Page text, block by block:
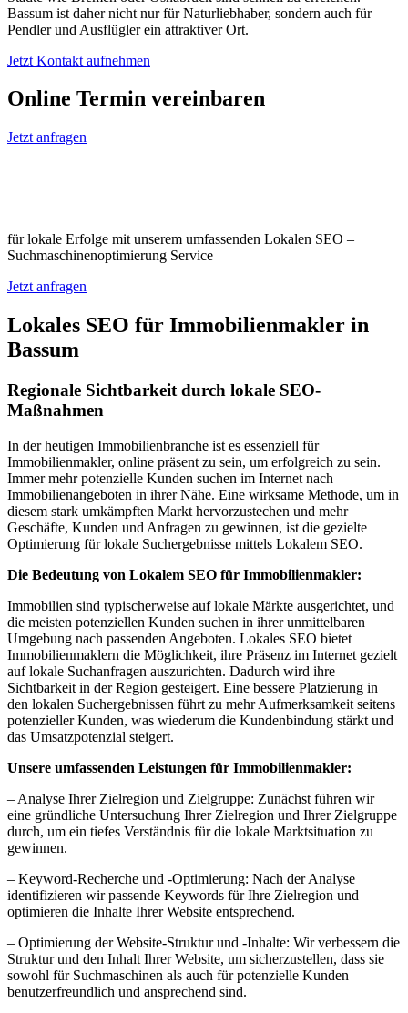
Bassum ist daher nicht nur für Naturliebhaber, sondern auch für
Pendler und Ausflügler ein attraktiver Ort.
Jetzt Kontakt aufnehmen
Online Termin vereinbaren
Jetzt anfragen
für lokale Erfolge mit unserem umfassenden Lokalen SEO –
Suchmaschinenoptimierung Service
Jetzt anfragen
Lokales SEO für Immobilienmakler in
Bassum
Regionale Sichtbarkeit durch lokale SEO-
Maßnahmen
In der heutigen Immobilienbranche ist es essenziell für
Immobilienmakler, online präsent zu sein, um erfolgreich zu sein.
Immer mehr potenzielle Kunden suchen im Internet nach
Immobilienangeboten in ihrer Nähe. Eine wirksame Methode, um in
diesem stark umkämpften Markt hervorzustechen und mehr
Geschäfte, Kunden und Anfragen zu gewinnen, ist die gezielte
Optimierung für lokale Suchergebnisse mittels Lokalem SEO.
Die Bedeutung von Lokalem SEO für Immobilienmakler:
Immobilien sind typischerweise auf lokale Märkte ausgerichtet, und
die meisten potenziellen Kunden suchen in ihrer unmittelbaren
Umgebung nach passenden Angeboten. Lokales SEO bietet
Immobilienmaklern die Möglichkeit, ihre Präsenz im Internet gezielt
auf lokale Suchanfragen auszurichten. Dadurch wird ihre
Sichtbarkeit in der Region gesteigert. Eine bessere Platzierung in
den lokalen Suchergebnissen führt zu mehr Aufmerksamkeit seitens
potenzieller Kunden, was wiederum die Kundenbindung stärkt und
das Umsatzpotenzial steigert.
Unsere umfassenden Leistungen für Immobilienmakler:
– Analyse Ihrer Zielregion und Zielgruppe: Zunächst führen wir
eine gründliche Untersuchung Ihrer Zielregion und Ihrer Zielgruppe
durch, um ein tiefes Verständnis für die lokale Marktsituation zu
gewinnen.
– Keyword-Recherche und -Optimierung: Nach der Analyse
identifizieren wir passende Keywords für Ihre Zielregion und
optimieren die Inhalte Ihrer Website entsprechend.
– Optimierung der Website-Struktur und -Inhalte: Wir verbessern die
Struktur und den Inhalt Ihrer Website, um sicherzustellen, dass sie
sowohl für Suchmaschinen als auch für potenzielle Kunden
benutzerfreundlich und ansprechend sind.